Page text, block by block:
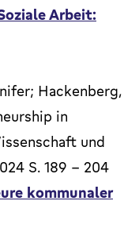
Arbeit:
Hackenberg,
in
und
S. 189 - 204
kommunaler